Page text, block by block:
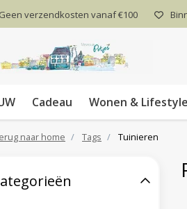
Geen verzendkosten vanaf €100
Cadeau Wonen & Lifestyle
naar home Tags Tuinieren